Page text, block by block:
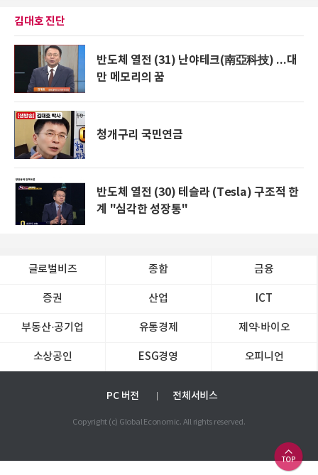
김대호 진단
반도체 열전 (31) 난야테크(南亞科技) ...대
만 메모리의 꿈
청개구리 국민연금
반도체 열전 (30) 테슬라 (Tesla) 구조적 한
계 "심각한 성장통"
글로벌비즈 종합 금융
증권 산업 ICT
부동산·공기업 유통경제 제약∙바이오
소상공인 ESG경영 오피니언
PC 버전 전체서비스
Copyright (c) Global Economic. All rights reserved.